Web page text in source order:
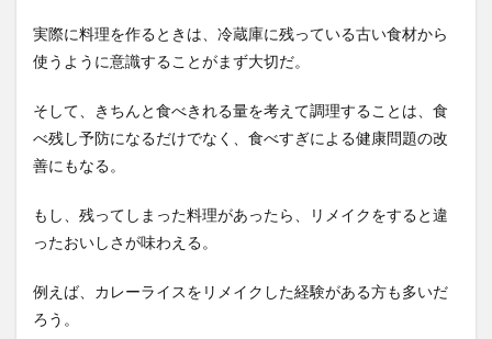
実際に料理を作るときは、冷蔵庫に残っている古い食材から
使うように意識することがまず大切だ。
そして、きちんと食べきれる量を考えて調理することは、食
べ残し予防になるだけでなく、食べすぎによる健康問題の改
善にもなる。
もし、残ってしまった料理があったら、リメイクをすると違
ったおいしさが味わえる。
例えば、カレーライスをリメイクした経験がある方も多いだ
ろう。